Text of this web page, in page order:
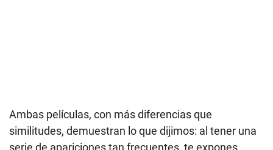
Ambas películas, con más diferencias que
similitudes, demuestran lo que dijimos: al tener una
serie de apariciones tan frecuentes, te expones